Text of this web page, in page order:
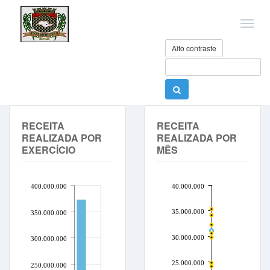
Alto contraste
RECEITA
REALIZADA POR
EXERCÍCIO
250.000.000
300.000.000
350.000.000
400.000.000
RECEITA
REALIZADA POR
MÊS
25.000.000
30.000.000
35.000.000
40.000.000